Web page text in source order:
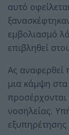
αυτό
εμβολιασμό
επιβληθεί
Ας αναφερθεί
μια κάμψη
νοσηλείας.